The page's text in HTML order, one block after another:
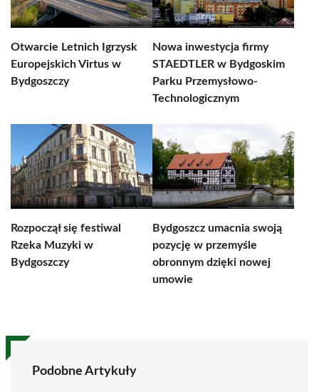
Otwarcie Letnich Igrzysk
Europejskich Virtus w
Bydgoszczy
Nowa inwestycja firmy
STAEDTLER w Bydgoskim
Parku Przemysłowo-
Technologicznym
Rozpoczął się festiwal
Rzeka Muzyki w
Bydgoszczy
Bydgoszcz umacnia swoją
pozycję w przemyśle
obronnym dzięki nowej
umowie
Podobne Artykuły